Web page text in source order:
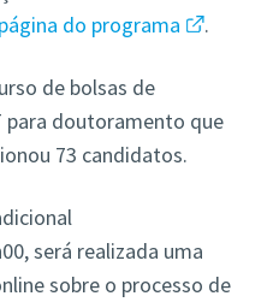
página do programa .
de bolsas de
para doutoramento que
73 candidatos.
será realizada uma
sobre o processo de